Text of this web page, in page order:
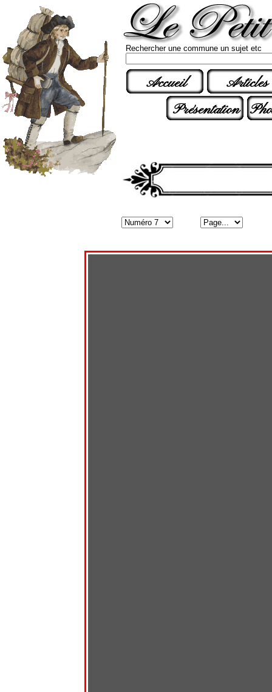
Rechercher une commune un sujet etc
Accueil
Articles
Présentation